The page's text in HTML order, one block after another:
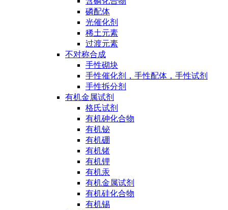
磷配体
光催化剂
稀土元素
过渡元素
不对称合成
手性砌块
手性催化剂，手性配体，手性试剂
手性拆分剂
有机金属试剂
格氏试剂
有机砷化合物
有机铋
有机硼
有机锗
有机锂
有机汞
有机金属试剂
有机硅化合物
有机锡